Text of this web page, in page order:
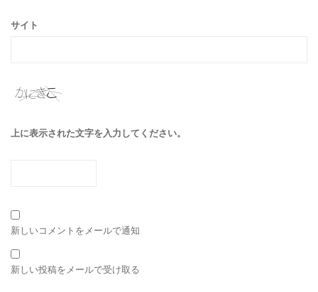
サイト
上に表示された文字を入力してください。
新しいコメントをメールで通知
新しい投稿をメールで受け取る